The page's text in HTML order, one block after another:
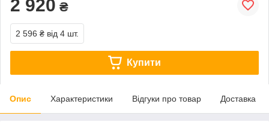
2 920 ₴
2 596 ₴ від 4 шт.
Купити
Опис Характеристики Відгуки про товар Доставка